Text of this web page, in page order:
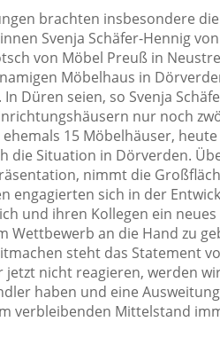
brachten insbesondere
Svenja Schäfer-Hennig
von Möbel Preuß in
Möbelhaus in
Düren seien, so Svenja
nur noch
15 Möbelhäuser,
die Situation in Dörverden.
nimmt die
engagierten sich in der
und ihren Kollegen ein
Wettbewerb an die Hand zu
steht das Statement
jetzt nicht reagieren, werden
haben und eine
verbleibenden Mittelstand